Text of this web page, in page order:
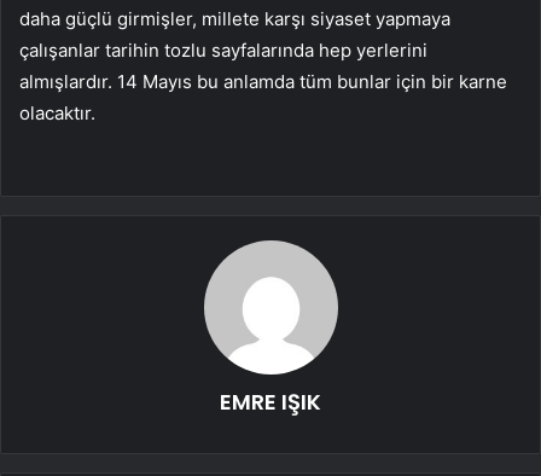
daha güçlü girmişler, millete karşı siyaset yapmaya
çalışanlar tarihin tozlu sayfalarında hep yerlerini
almışlardır. 14 Mayıs bu anlamda tüm bunlar için bir karne
olacaktır.
EMRE IŞIK